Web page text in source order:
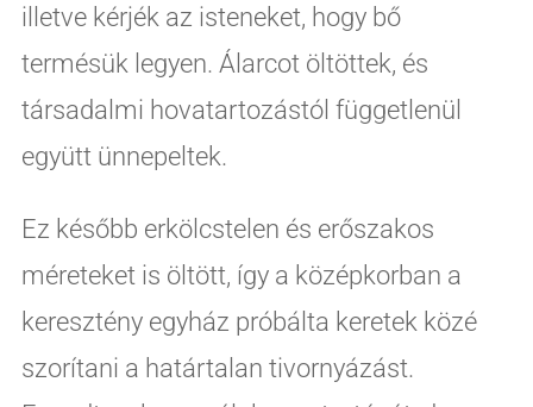
illetve kérjék az isteneket, hogy bő
termésük legyen. Álarcot öltöttek, és
társadalmi hovatartozástól függetlenül
együtt ünnepeltek.
Ez később erkölcstelen és erőszakos
méreteket is öltött, így a középkorban a
keresztény egyház próbálta keretek közé
szorítani a határtalan tivornyázást.